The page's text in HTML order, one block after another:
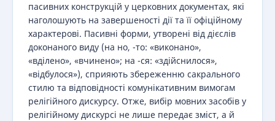
пасивних конструкцій у церковних документах, які
наголошують на завершеності дії та її офіційному
характерові. Пасивні форми, утворені від дієслів
доконаного виду (на но, -то: «виконано»,
«вділено», «вчинено»; на -ся: «здійснилося»,
«відбулося»), сприяють збереженню сакрального
стилю та відповідності комунікативним вимогам
релігійного дискурсу. Отже, вибір мовних засобів у
релігійному дискурсі не лише передає зміст, а й